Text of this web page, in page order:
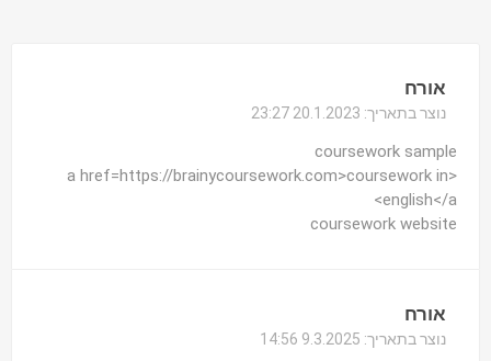
אורח
נוצר בתאריך: 20.1.2023 23:27
coursework sample
<a href=https://brainycoursework.com>coursework in
english</a>
coursework website
אורח
נוצר בתאריך: 9.3.2025 14:56